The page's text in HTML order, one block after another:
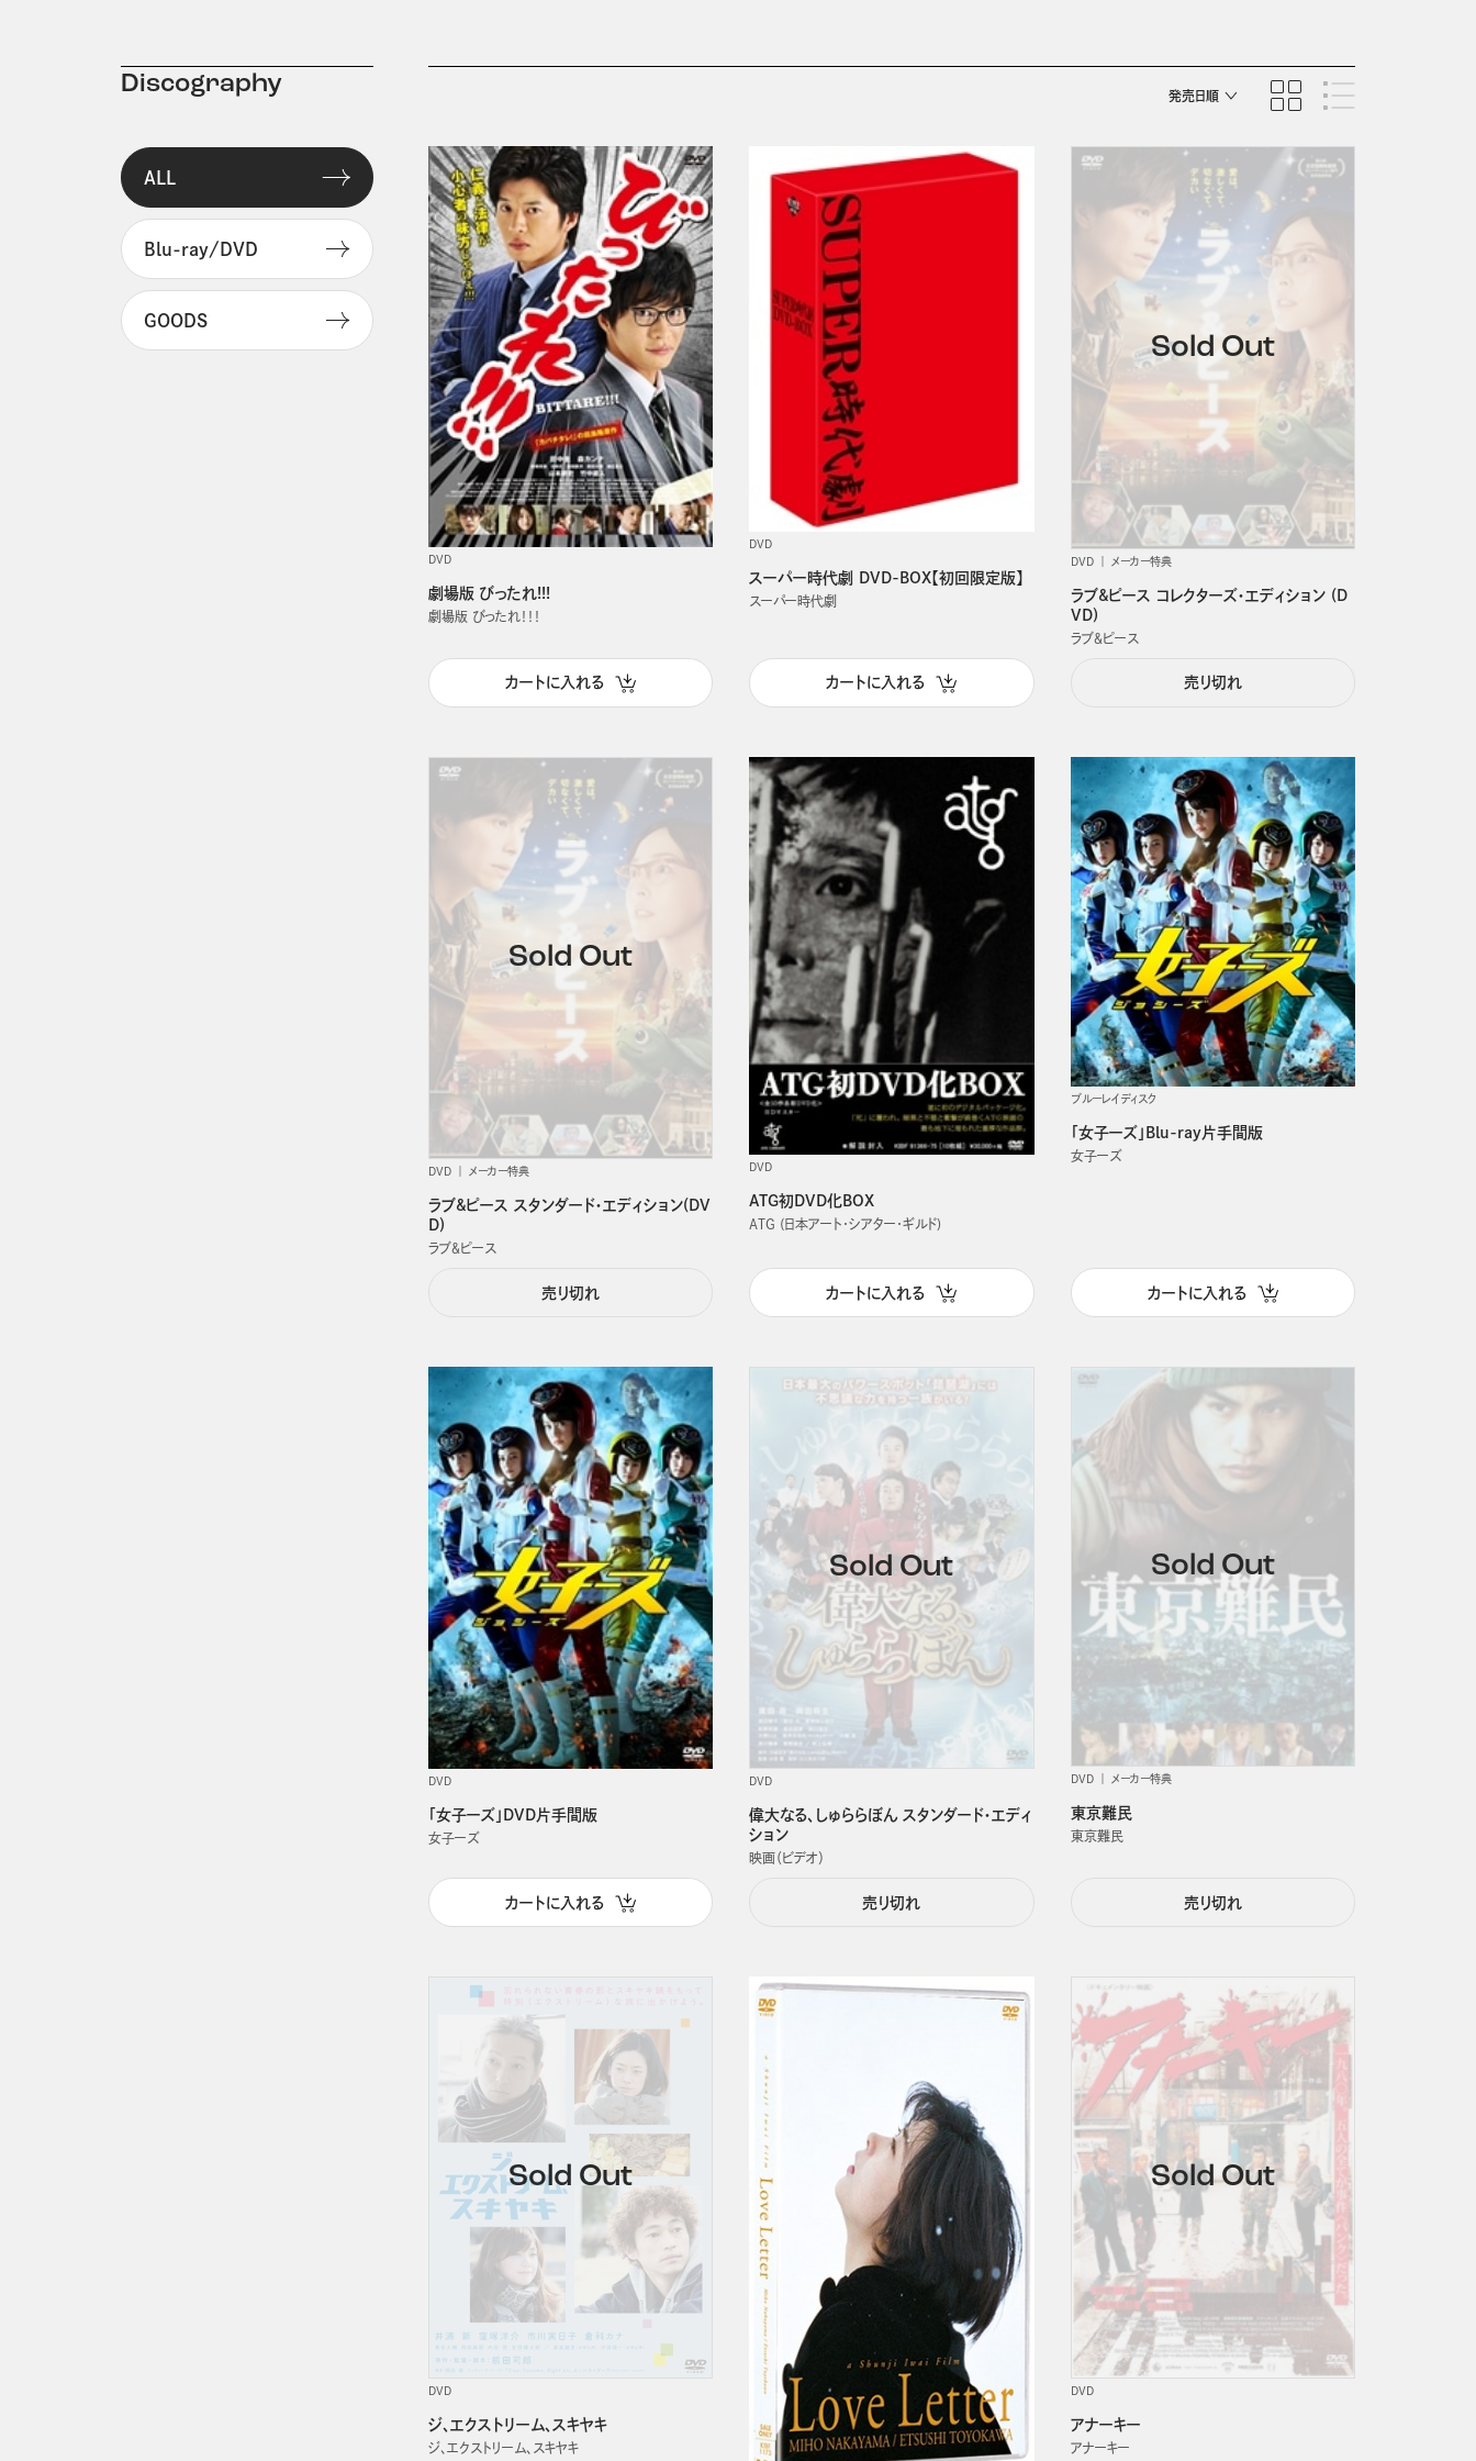
Discography
ALL
Blu-ray/DVD
GOODS
発売日順
DVD
劇場版 びったれ!!!
劇場版 びったれ！！！
カートに入れる
DVD
スーパー時代劇 DVD-BOX【初回限定版】
スーパー時代劇
カートに入れる
DVD メーカー特典
ラブ&ピース コレクターズ・エディション (D
VD)
ラブ＆ピース
売り切れ
DVD メーカー特典
ラブ&ピース スタンダード・エディション(DV
D)
ラブ＆ピース
売り切れ
DVD
ATG初DVD化BOX
ATG (日本アート・シアター・ギルド)
カートに入れる
ブルーレイディスク
「女子ーズ」Blu-ray片手間版
女子ーズ
カートに入れる
DVD
「女子ーズ」DVD片手間版
女子ーズ
カートに入れる
DVD
偉大なる、しゅららぼん スタンダード・エディ
ション
映画（ビデオ）
売り切れ
DVD メーカー特典
東京難民
東京難民
売り切れ
DVD
ジ、エクストリーム、スキヤキ
ジ、エクストリーム、スキヤキ
DVD
アナーキー
アナーキー